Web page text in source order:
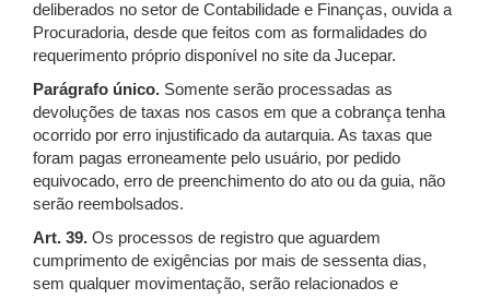
deliberados no setor de Contabilidade e Finanças, ouvida a
Procuradoria, desde que feitos com as formalidades do
requerimento próprio disponível no site da Jucepar.
Parágrafo único. Somente serão processadas as
devoluções de taxas nos casos em que a cobrança tenha
ocorrido por erro injustificado da autarquia. As taxas que
foram pagas erroneamente pelo usuário, por pedido
equivocado, erro de preenchimento do ato ou da guia, não
serão reembolsados.
Art. 39. Os processos de registro que aguardem
cumprimento de exigências por mais de sessenta dias,
sem qualquer movimentação, serão relacionados e